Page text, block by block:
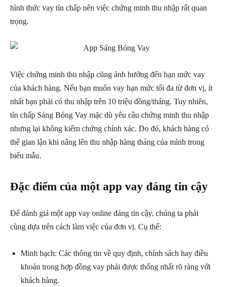
hình thức vay tín chấp nên việc chứng minh thu nhập rất quan
trọng.
Việc chứng minh thu nhập cũng ảnh hưởng đến hạn mức vay
của khách hàng. Nếu bạn muốn vay hạn mức tối đa từ đơn vị, ít
nhất bạn phải có thu nhập trên 10 triệu đồng/tháng. Tuy nhiên,
tín chấp Sáng Bóng Vay mặc dù yêu cầu chứng minh thu nhập
nhưng lại không kiểm chứng chính xác. Do đó, khách hàng có
thể gian lận khi nâng lên thu nhập hàng tháng của mình trong
biểu mẫu.
Đặc điểm của một app vay đáng tin cậy
Để đánh giá một app vay online đáng tin cậy, chúng ta phải
cùng dựa trên cách làm việc của đơn vị. Cụ thể:
Minh bạch: Các thông tin về quy định, chính sách hay điều
khoản trong hợp đồng vay phải được thống nhất rõ ràng với
khách hàng.